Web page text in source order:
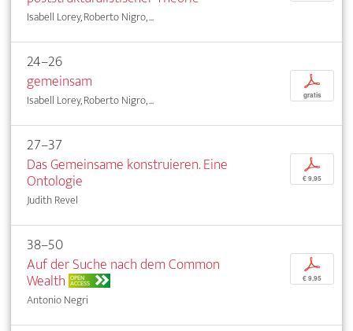
Isabell Lorey, Roberto Nigro, ...
24–26
gemeinsam
Isabell Lorey, Roberto Nigro, ...
p
gratis
27–37
Das Gemeinsame konstruieren. Eine
Ontologie
Judith Revel
p
€ 9,95
38–50
Auf der Suche nach dem Common
Wealth OPEN
ACCESS
Antonio Negri
p
€ 9,95